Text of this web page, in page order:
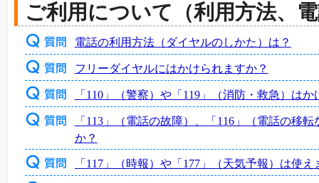
ご利用について（利用方法、
電話の利用方法（ダイヤルのしかた）は？
フリーダイヤルにはかけられますか？
「110」（警察）や「119」（消防・救急）は
「113」（電話の故障）、「116」（電話の移
か？
「117」（時報）や「177」（天気予報）は使え